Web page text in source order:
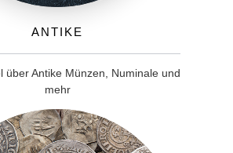
Antike
über Antike Münzen, Numinale und
mehr